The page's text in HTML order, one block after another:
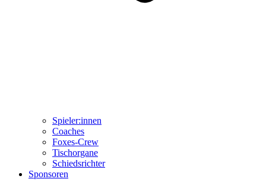
Spieler:innen
Coaches
Foxes-Crew
Tischorgane
Schiedsrichter
Sponsoren